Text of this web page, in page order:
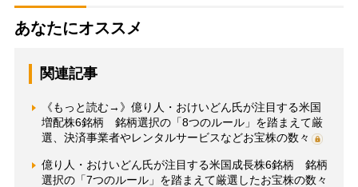
あなたにオススメ
関連記事
《もっと読む→》億り人・おけいどん氏が注目する米国
増配株6銘柄 銘柄選択の「8つのルール」を踏まえて厳
選、決済事業者やレンタルサービスなどお宝株の数々
億り人・おけいどん氏が注目する米国成長株6銘柄 銘柄
選択の「7つのルール」を踏まえて厳選したお宝株の数々